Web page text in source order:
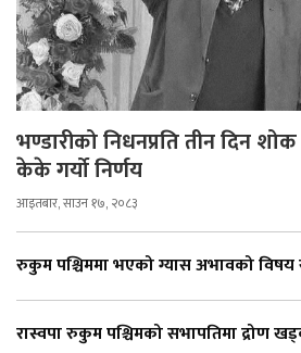
भण्डारीको निधनप्रति तीन दिन
केके गर्यो निर्णय
आइतबार, साउन १७, २०८३
रुकुम पश्चिममा भएको ग्यास अभावको विषय
रास्वपा रुकुम पश्चिमको सभापतिमा द्रोण